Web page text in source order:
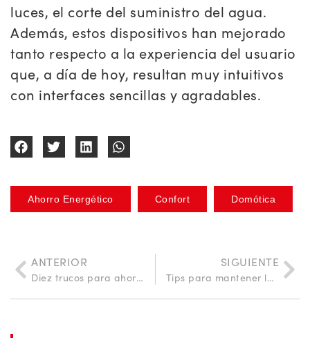
luces, el corte del suministro del agua.
Además, estos dispositivos han mejorado
tanto respecto a la experiencia del usuario
que, a día de hoy, resultan muy intuitivos
con interfaces sencillas y agradables.
Ahorro Energético Confort Domótica
ANTERIOR
Diez trucos para ahorrar energía en casa y rebajar la factura eléctrica
SIGUIENTE
Tips para mantener la temperatura de forma sostenible en invierno